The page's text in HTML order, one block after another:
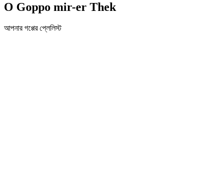
O Goppo mir-er Thek
আপনার গপ্পের প্লেলিস্ট